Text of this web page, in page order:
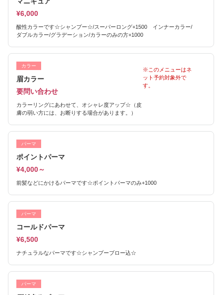
¥6,000
酸性カラーです☆シャンプー☆/スーパーロング+1500 インナーカラー/
ダブルカラー/グラデーション/カラーのみの方+1000
カラー
眉カラー
要問い合わせ
カラーリングにあわせて、オシャレ度アップ☆（皮
膚の弱い方には、お断りする場合があります。）
※このメニューはネ
ット予約対象外で
す。
パーマ
ポイントパーマ
¥4,000～
前髪などにかけるパーマです☆ポイントパーマのみ+1000
パーマ
コールドパーマ
¥6,500
ナチュラルなパーマです☆シャンプーブロー込☆
パーマ